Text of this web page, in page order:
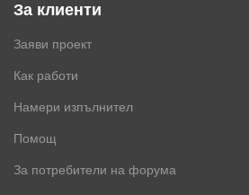
За клиенти
Заяви проект
Как работи
Намери изпълнител
Помощ
За потребители на форума